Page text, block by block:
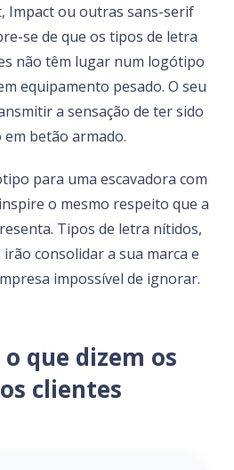
Impact ou outras sans-serif
se de que os tipos de letra
não têm lugar num logótipo
equipamento pesado. O seu
a sensação de ter sido
em betão armado.
para uma escavadora com
o mesmo respeito que a
Tipos de letra nítidos,
consolidar a sua marca e
impossível de ignorar.
que dizem os
clientes